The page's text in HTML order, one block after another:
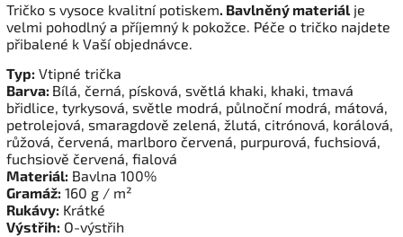
Tričko s vysoce kvalitní potiskem. Bavlněný materiál je
velmi pohodlný a příjemný k pokožce. Péče o tričko najdete
přibalené k Vaší objednávce.
Typ: Vtipné trička
Barva: Bílá, černá, písková, světlá khaki, khaki, tmavá
břidlice, tyrkysová, světle modrá, půlnoční modrá, mátová,
petrolejová, smaragdově zelená, žlutá, citrónová, korálová,
růžová, červená, marlboro červená, purpurová, fuchsiová,
fuchsiově červená, fialová
Materiál: Bavlna 100%
Gramáž: 160 g / m²
Rukávy: Krátké
Výstřih: O-výstřih